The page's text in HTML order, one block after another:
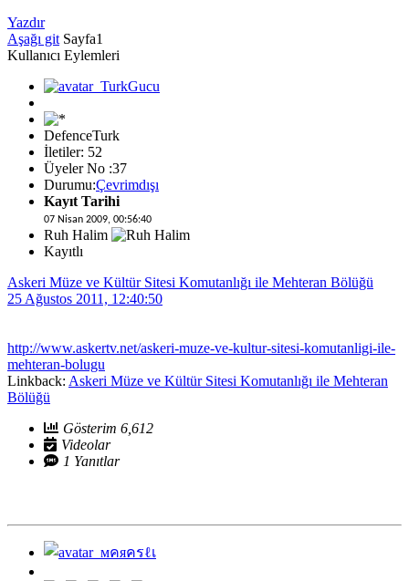
Yazdır
Aşağı git Sayfa1
Kullanıcı Eylemleri
DefenceTurk
İletiler: 52
Üyeler No :37
Durumu:Çevrimdışı
Kayıt Tarihi
07 Nisan 2009, 00:56:40
Ruh Halim
Kayıtlı
Askeri Müze ve Kültür Sitesi Komutanlığı ile Mehteran Bölüğü
25 Ağustos 2011, 12:40:50
http://www.askertv.net/askeri-muze-ve-kultur-sitesi-komutanligi-ile-
mehteran-bolugu
Linkback: Askeri Müze ve Kültür Sitesi Komutanlığı ile Mehteran
Bölüğü
Gösterim 6,612
Videolar
1 Yanıtlar